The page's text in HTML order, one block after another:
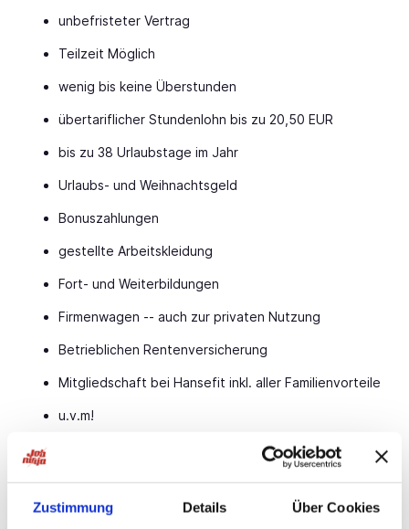
Zustimmung Details Über Cookies
unbefristeter Vertrag
Teilzeit Möglich
wenig bis keine Überstunden
übertariflicher Stundenlohn bis zu 20,50 EUR
bis zu 38 Urlaubstage im Jahr
Urlaubs- und Weihnachtsgeld
Bonuszahlungen
gestellte Arbeitskleidung
Fort- und Weiterbildungen
Firmenwagen -- auch zur privaten Nutzung
Betrieblichen Rentenversicherung
Mitgliedschaft bei Hansefit inkl. aller Familienvorteile
u.v.m!
VORAUSSETZUNGEN
jahrelange Erfahrung hast oder ob du gerade erst